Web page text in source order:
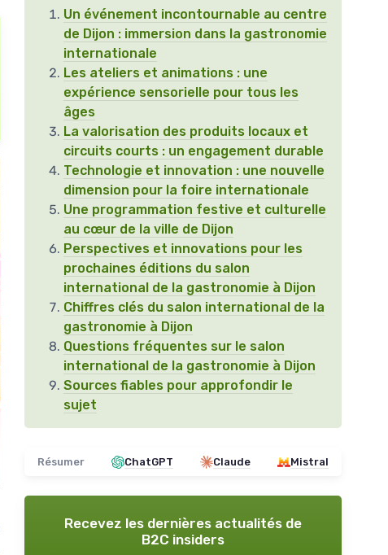
Un événement incontournable au centre
de Dijon : immersion dans la gastronomie
internationale
Les ateliers et animations : une
expérience sensorielle pour tous les
âges
La valorisation des produits locaux et
circuits courts : un engagement durable
Technologie et innovation : une nouvelle
dimension pour la foire internationale
Une programmation festive et culturelle
au cœur de la ville de Dijon
Perspectives et innovations pour les
prochaines éditions du salon
international de la gastronomie à Dijon
Chiffres clés du salon international de la
gastronomie à Dijon
Questions fréquentes sur le salon
international de la gastronomie à Dijon
Sources fiables pour approfondir le
sujet
Résumer ChatGPT Claude Mistral
Recevez les dernières actualités de
B2C insiders